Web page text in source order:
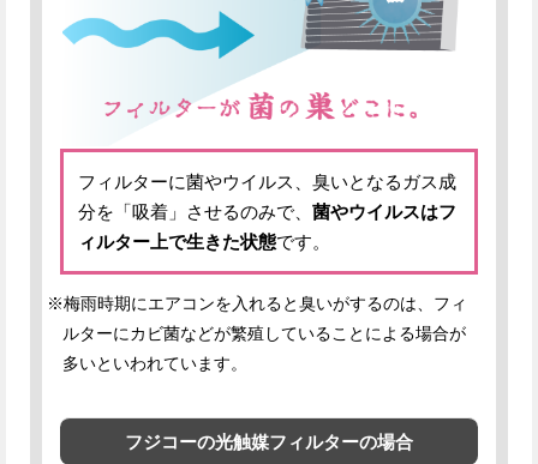
フィルターに菌やウイルス、臭いとなるガス成
分を「吸着」させるのみで、 菌やウイルスはフ
ィルター上で生きた状態です。
※梅雨時期にエアコンを入れると臭いがするのは、フィ
ルターにカビ菌などが繁殖していることによる場合が
多いといわれています。
フジコーの光触媒フィルターの場合